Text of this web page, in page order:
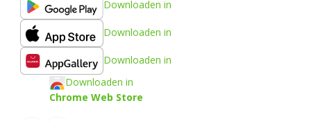
Downloaden in
Downloaden in
Downloaden in
Downloaden in
Chrome Web Store